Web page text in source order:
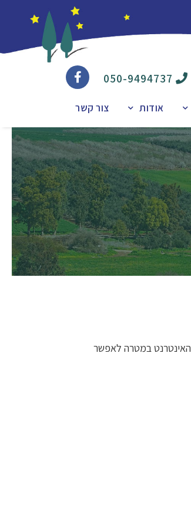
050-9494737
אודות צור קשר
האינטרנט במטרה לאפשר